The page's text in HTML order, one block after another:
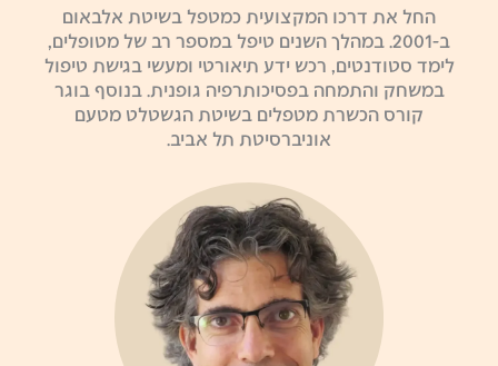
החל את דרכו המקצועית כמטפל בשיטת אלבאום
ב-2001. במהלך השנים טיפל במספר רב של מטופלים,
לימד סטודנטים, רכש ידע תיאורטי ומעשי בגישת טיפול
במשחק והתמחה בפסיכותרפיה גופנית. בנוסף בוגר
קורס הכשרת מטפלים בשיטת הגשטלט מטעם
אוניברסיטת תל אביב.